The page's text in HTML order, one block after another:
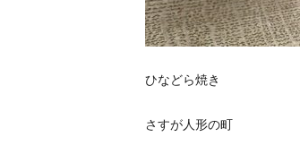
ひなどら焼き
さすが人形の町